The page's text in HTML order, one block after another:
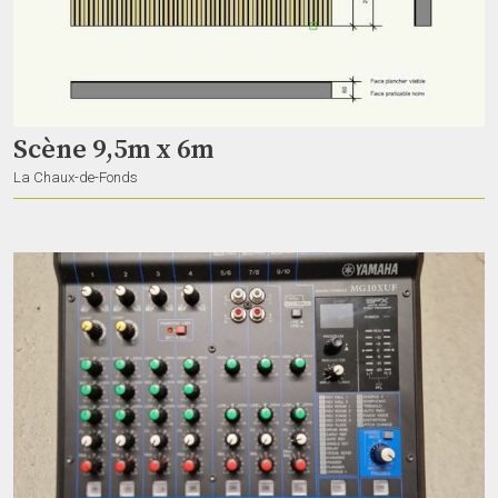
Microphone
Deborah28
Scène 9,5m x 6m
La Chaux-de-Fonds